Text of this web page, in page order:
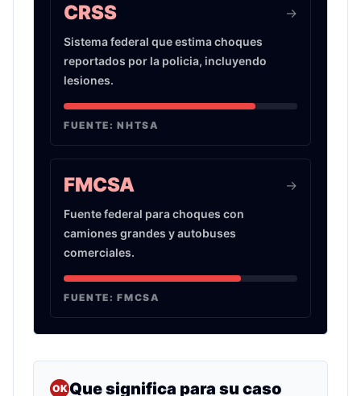
CRSS
Sistema federal que estima choques
reportados por la policia, incluyendo
lesiones.
->
FUENTE:NHTSA
FMCSA
Fuente federal para choques con
camiones grandes y autobuses
comerciales.
->
FUENTE:FMCSA
OKQue significa para su caso